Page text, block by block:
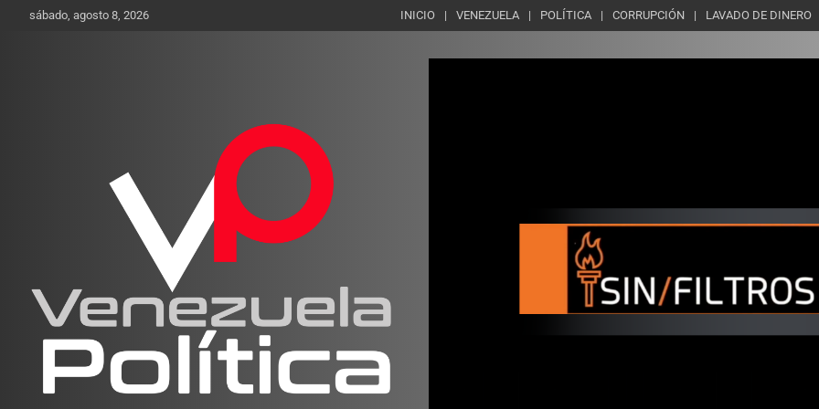
sábado, agosto 8, 2026 INICIO VENEZUELA POLÍTICA CORRUPCIÓN LAVADO DE DINERO